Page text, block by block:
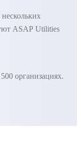
ASAP Utilities
организациях.